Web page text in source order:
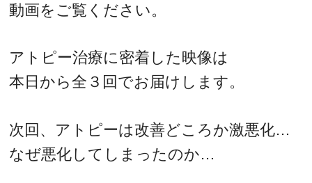
動画をご覧ください。
アトピー治療に密着した映像は
本日から全３回でお届けします。
次回、アトピーは改善どころか激悪化…
なぜ悪化してしまったのか…